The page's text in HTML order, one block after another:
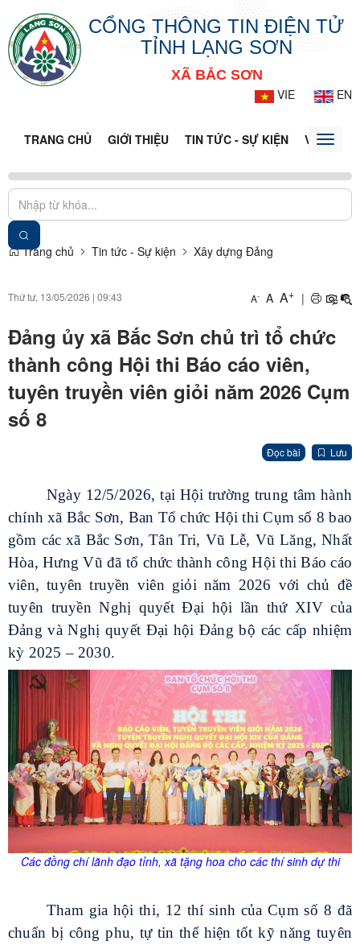
CỔNG THÔNG TIN ĐIỆN TỬ
TỈNH LẠNG SƠN
XÃ BẮC SƠN
VIE
EN
TRANG CHỦ GIỚI THIỆU TIN TỨC - SỰ KIỆN VĂN BẢN
Toggle
Trang chủ Tin tức - Sự kiện Xây dựng Đảng
Thứ tư, 13/05/2026 | 09:43 A- A A+ |
Đảng ủy xã Bắc Sơn chủ trì tổ chức
thành công Hội thi Báo cáo viên,
tuyên truyền viên giỏi năm 2026 Cụm
số 8
Đọc bài Lưu
Ngày 12/5/2026, tại Hội trường trung tâm hành
chính xã Bắc Sơn, Ban Tổ chức Hội thi Cụm số 8 bao
gồm các xã Bắc Sơn, Tân Tri, Vũ Lễ, Vũ Lăng, Nhất
Hòa, Hưng Vũ đã tổ chức thành công Hội thi Báo cáo
viên, tuyên truyền viên giỏi năm 2026 với chủ đề
tuyên truyền Nghị quyết Đại hội lần thứ XIV của
Đảng và Nghị quyết Đại hội Đảng bộ các cấp nhiệm
kỳ 2025 – 2030.
Các đồng chí lãnh đạo tỉnh, xã tặng hoa cho các thí sinh dự thi
Tham gia hội thi, 12 thí sinh của Cụm số 8 đã
chuẩn bị công phu, tự tin thể hiện tốt kỹ năng tuyên